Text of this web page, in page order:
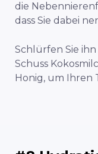
die
dass Sie dabei
Schlürfen Sie
Schuss
Honig, um Ihren